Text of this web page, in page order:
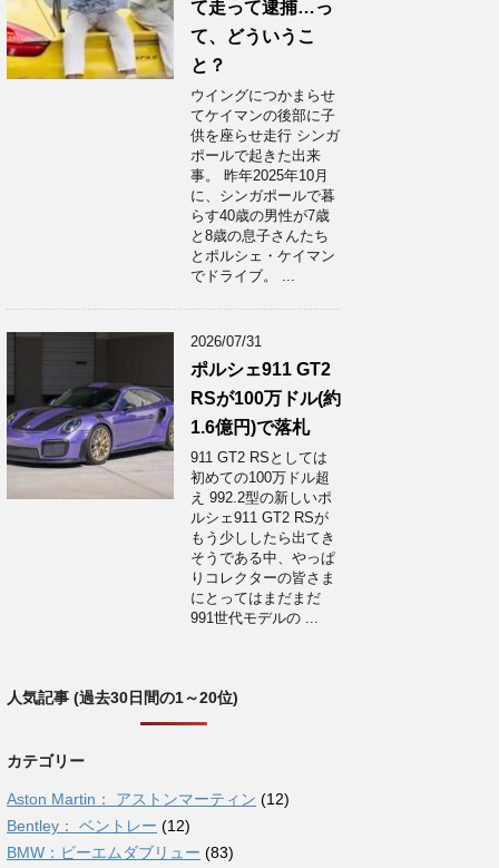
て走って逮捕…っ
て、どういうこ
と？
ウイングにつかまらせ
てケイマンの後部に子
供を座らせ走行 シンガ
ポールで起きた出来
事。 昨年2025年10月
に、シンガポールで暮
らす40歳の男性が7歳
と8歳の息子さんたち
とポルシェ・ケイマン
でドライブ。 ...
2026/07/31
ポルシェ911 GT2
RSが100万ドル(約
1.6億円)で落札
911 GT2 RSとしては
初めての100万ドル超
え 992.2型の新しいポ
ルシェ911 GT2 RSが
もう少ししたら出てき
そうである中、やっぱ
りコレクターの皆さま
にとってはまだまだ
991世代モデルの ...
人気記事 (過去30日間の1～20位)
カテゴリー
Aston Martin： アストンマーティン (12)
Bentley： ベントレー (12)
BMW：ビーエムダブリュー (83)